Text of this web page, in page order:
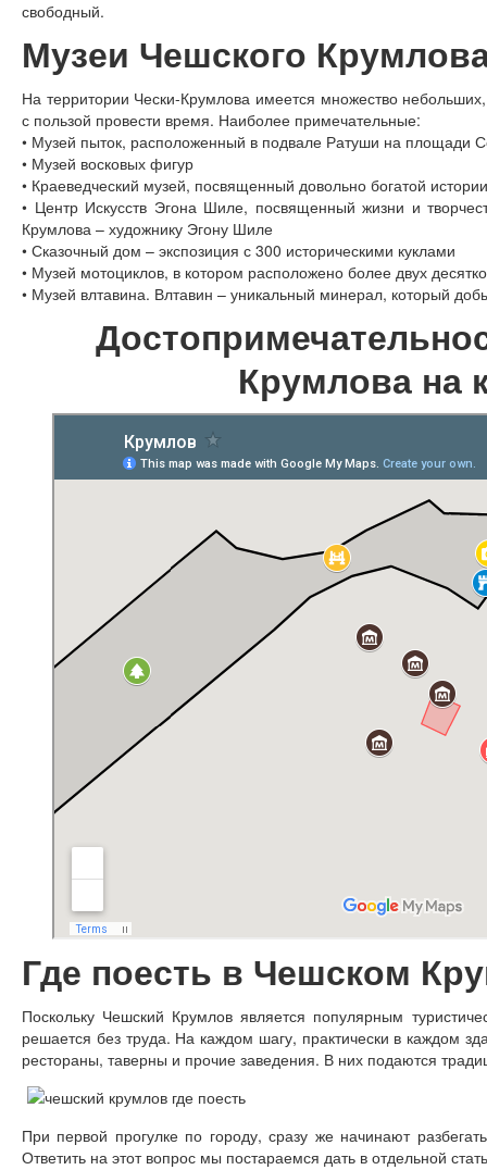
свободный.
Музеи Чешского
На территории Чески-Крумлова имеется множество
с пользой провести время. Наиболее примечательные:
• Музей пыток, расположенный в подвале Ратуши на площади
• Музей восковых фигур
• Краеведческий музей, посвященный довольно богатой
• Центр Искусств Эгона Шиле, посвященный жизни и
Крумлова – художнику Эгону Шиле
• Сказочный дом – экспозиция с 300 историческими куклами
• Музей мотоциклов, в котором расположено более двух
• Музей влтавина. Влтавин – уникальный минерал, который
Крумлова на
Где поесть в Чешском
Поскольку Чешский Крумлов является популярным
решается без труда. На каждом шагу, практически в каждом
рестораны, таверны и прочие заведения. В них подаются
При первой прогулке по городу, сразу же начинают
Ответить на этот вопрос мы постараемся дать в отдельной